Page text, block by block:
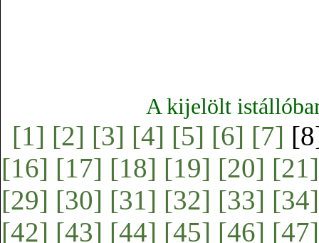
A kijelölt
[1] [2] [3] [4] [5] [6] [7]
[16] [17] [18] [19] [20] [21]
[29] [30] [31] [32] [33] [34]
[42] [43] [44] [45] [46] [47]